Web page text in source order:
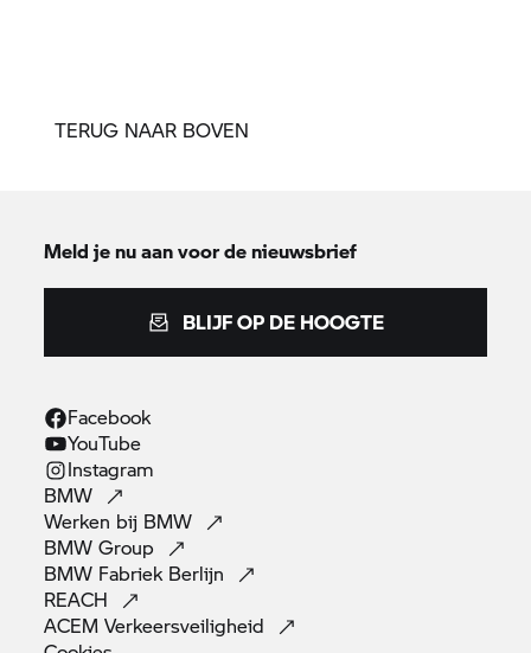
TERUG NAAR BOVEN
Meld je nu aan voor de nieuwsbrief
BLIJF OP DE HOOGTE
Facebook
YouTube
Instagram
BMW
Werken bij BMW
BMWGroup
BMW Fabriek Berlijn
REACH
ACEMVerkeersveiligheid